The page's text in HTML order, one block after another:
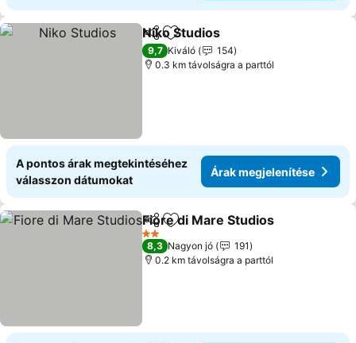
Megosztás
Hozzáadás a kedvencekhez
Niko Studios
9,7 Kiváló
154
0.3 km távolságra a parttól
A pontos árak megtekintéséhez
válasszon dátumokat
Árak megjelenítése
Megosztás
Hozzáadás a kedvencekhez
Fiore di Mare Studios
2 Kategória
8,3 Nagyon jó
191
0.2 km távolságra a parttól